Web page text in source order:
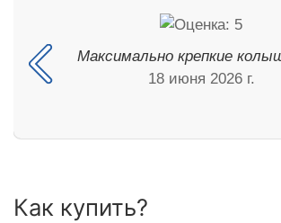
Максимально крепкие
18 июня 2026 г.
Как купить?